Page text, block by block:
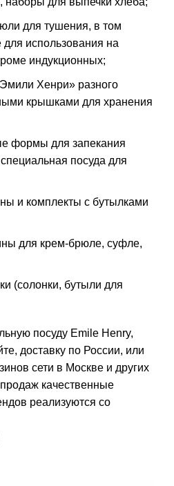
для тушения, в том
использования на
индукционных;
Хенри» разного
крышками для хранения
формы для запекания
посуда для
и комплекты с бутылками
для крем-брюле, суфле,
(солонки, бутыли для
посуду Emile Henry,
доставку по России, или
сети в Москве и других
качественные
реализуются со